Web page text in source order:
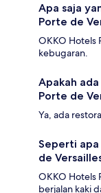
Apa saja
Porte de
OKKO Hotels
kebugaran.
Apakah
Porte de
Ya, ada
Seperti apa
de
OKKO Hotels
berjalan kaki